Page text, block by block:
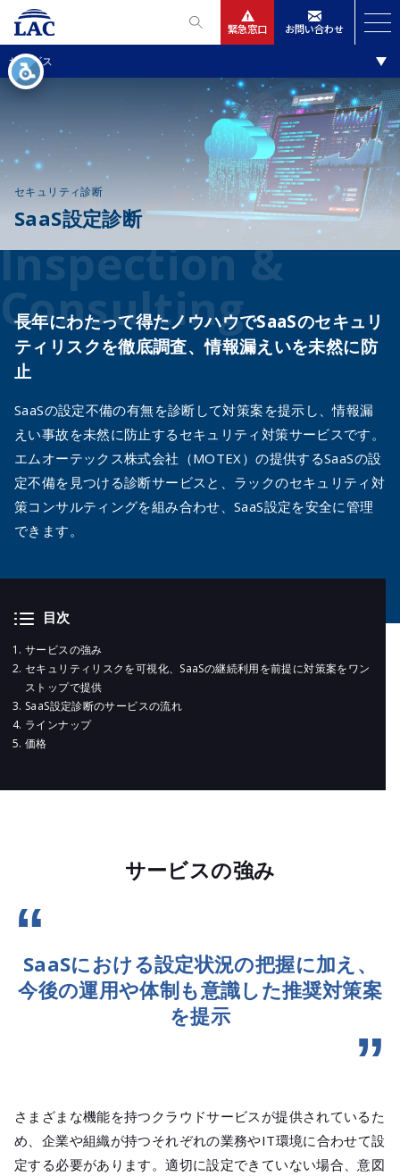
緊急窓口 お問い合わせ
サービス
ニュースリリース
会社情報
採用
メールマガ
公式SNS
調査・診断・コンサルティング
セキュリティ診断
SaaS設定診断
Inspection &
Consulting
長年にわたって得たノウハウでSaaSのセキュリ
ティリスクを徹底調査、情報漏えいを未然に防
止
SaaSの設定不備の有無を診断して対策案を提示し、情報漏
えい事故を未然に防止するセキュリティ対策サービスです。
エムオーテックス株式会社（MOTEX）の提供するSaaSの設
定不備を見つける診断サービスと、ラックのセキュリティ対
策コンサルティングを組み合わせ、SaaS設定を安全に管理
できます。
目次
サービスの強み
セキュリティリスクを可視化、SaaSの継続利用を前提に対策案をワン
ストップで提供
SaaS設定診断のサービスの流れ
ラインナップ
価格
サービスの強み
SaaSにおける設定状況の把握に加え、
今後の運用や体制も意識した推奨対策案
を提示
さまざまな機能を持つクラウドサービスが提供されているた
め、企業や組織が持つそれぞれの業務やIT環境に合わせて設
定する必要があります。適切に設定できていない場合、意図